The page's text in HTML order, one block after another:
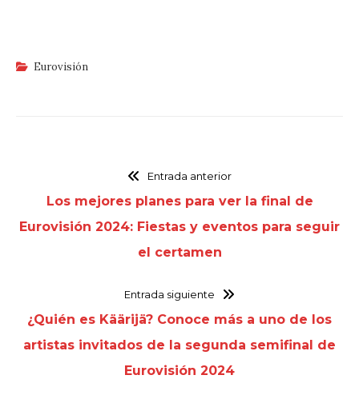
Eurovisión
Entrada anterior
Los mejores planes para ver la final de
Eurovisión 2024: Fiestas y eventos para seguir
el certamen
Entrada siguiente
¿Quién es Käärijä? Conoce más a uno de los
artistas invitados de la segunda semifinal de
Eurovisión 2024